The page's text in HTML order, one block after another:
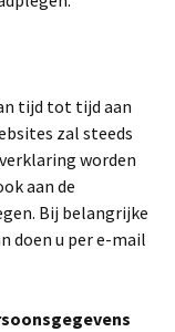
tijd tot tijd aan
zal steeds
worden
aan de
Bij belangrijke
doen u per e-mail